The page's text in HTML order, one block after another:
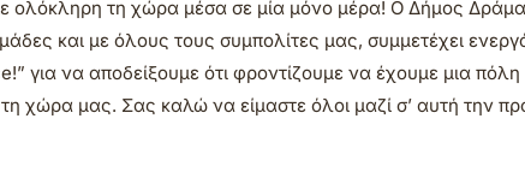
ολόκληρη τη χώρα μέσα σε μία μόνο μέρα! Ο Δήμος
και με όλους τους συμπολίτες μας, συμμετέχει
για να αποδείξουμε ότι φροντίζουμε να έχουμε μια
χώρα μας. Σας καλώ να είμαστε όλοι μαζί σ’ αυτή την